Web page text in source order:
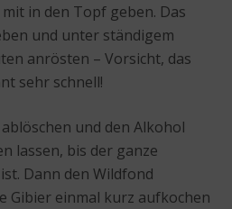
in den Topf geben. Das
und unter ständigem
anrösten – Vorsicht, das
sehr schnell!
und den Alkohol
lassen, bis der ganze
Dann den Wildfond
Gibier einmal kurz aufkochen